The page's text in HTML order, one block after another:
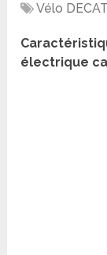
Vélo
électrique